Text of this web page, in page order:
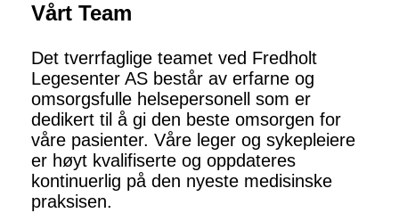
Vårt Team
Det tverrfaglige teamet ved Fredholt
Legesenter AS består av erfarne og
omsorgsfulle helsepersonell som er
dedikert til å gi den beste omsorgen for
våre pasienter. Våre leger og sykepleiere
er høyt kvalifiserte og oppdateres
kontinuerlig på den nyeste medisinske
praksisen.